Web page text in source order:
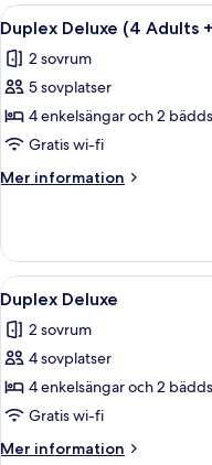
Adults
3
Children)
Öppna
alla
foton
för
Duplex
Deluxe
(4
Adults
1
Child)
9
Duplex Deluxe (4 Adults
2 sovrum
5 sovplatser
4 enkelsängar och 2
Gratis wi-fi
Mer information
Mer
Deluxe
(4
Adults
Child)
Öppna
alla
foton
för
Duplex
Deluxe
9
Duplex Deluxe
2 sovrum
4 sovplatser
4 enkelsängar och 2
Gratis wi-fi
Mer information
Mer